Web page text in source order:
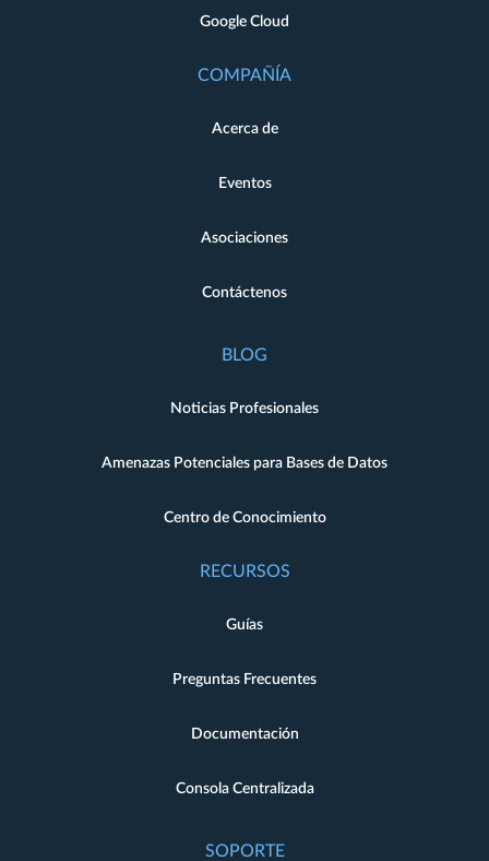
Google Cloud
COMPAÑÍA
Acerca de
Eventos
Asociaciones
Contáctenos
BLOG
Noticias Profesionales
Amenazas Potenciales para Bases de Datos
Centro de Conocimiento
RECURSOS
Guías
Preguntas Frecuentes
Documentación
Consola Centralizada
SOPORTE